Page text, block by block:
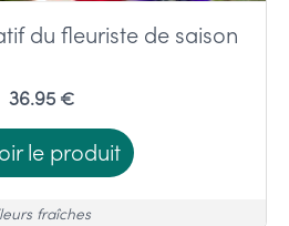
du fleuriste de saison
36.95 €
le produit
fraîches